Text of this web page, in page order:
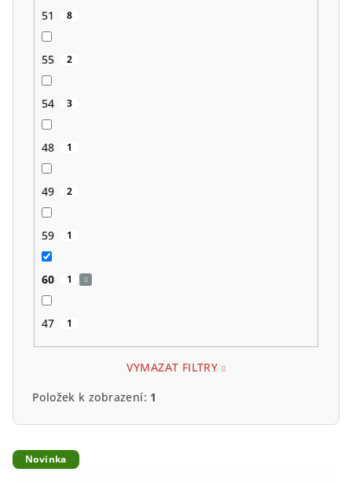
51 8
55 2
54 3
48 1
49 2
59 1
60 1
47 1
VYMAZAT FILTRY
Položek k zobrazení: 1
V
ý Novinka